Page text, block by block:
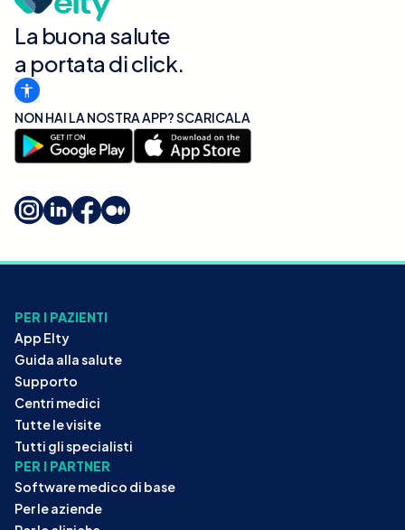
La buona salute
a portata di click.
NON HAI LA NOSTRA APP? SCARICALA
PER I PAZIENTI
App Elty
Guida alla salute
Supporto
Centri medici
Tutte le visite
Tutti gli specialisti
PER I PARTNER
Software medico di base
Per le aziende